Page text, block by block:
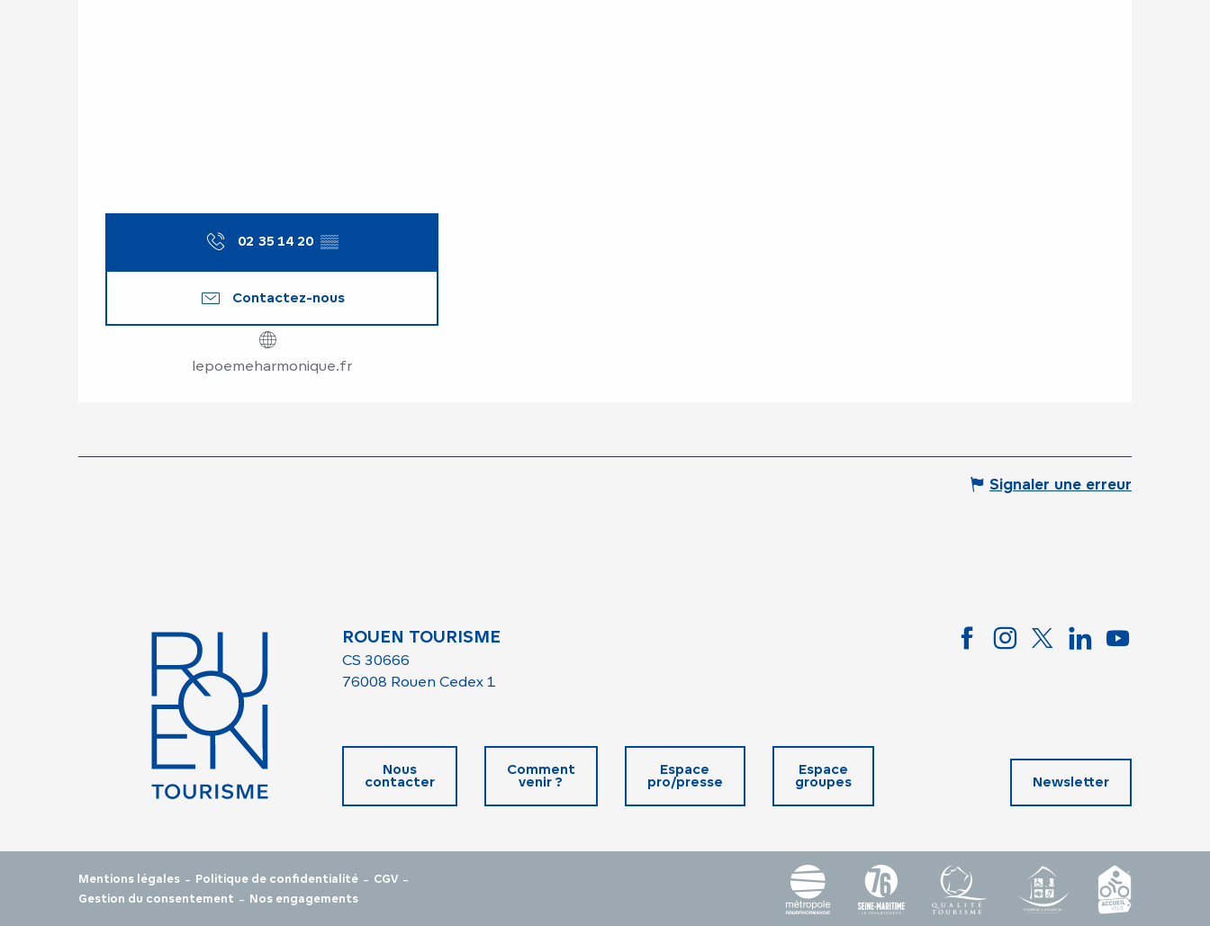
02 35 14 20 ▒▒
Contactez-nous
lepoemeharmonique.fr
Signaler une erreur
ROUEN TOURISME
CS 30666
76008 Rouen Cedex 1
Nous
contacter
Comment
venir ?
Espace
pro/presse
Espace
groupes Newsletter
Mentions légales - Politique de confidentialité - CGV -
Gestion du consentement - Nos engagements